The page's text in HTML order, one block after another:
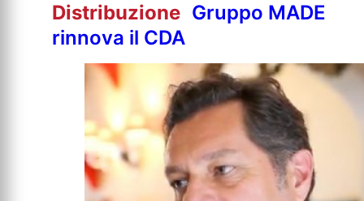
Distribuzione Gruppo MADE
rinnova il CDA